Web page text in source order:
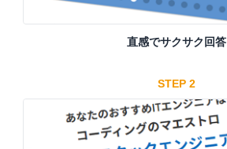
直感でサクサク回答
STEP 2